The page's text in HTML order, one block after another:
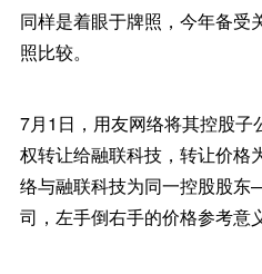
同样是着眼于牌照，今年备受
照比较。
7月1日，用友网络将其控股子
权转让给融联科技，转让价格
络与融联科技为同一控股股
司，左手倒右手的价格参考意